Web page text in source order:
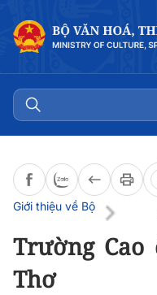
Giới thiệu về Bộ
Trường Cao
Thơ
Đọc bài